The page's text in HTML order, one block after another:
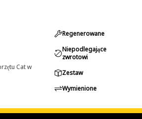
Cat w
Regenerowane
Niepodlegające
zwrotowi
Zestaw
Wymienione